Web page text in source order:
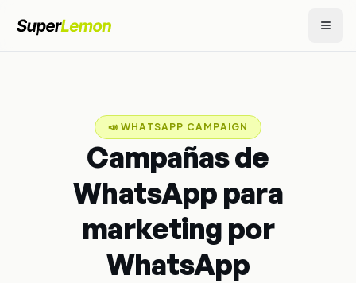
📣 WHATSAPP CAMPAIGN
Campañas de
WhatsApp para
marketing por
WhatsApp